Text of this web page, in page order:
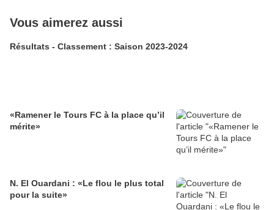
Vous aimerez aussi
Résultats - Classement : Saison 2023-2024
«Ramener le Tours FC à la place qu’il
mérite»
N. El Ouardani : «Le flou le plus total
pour la suite»